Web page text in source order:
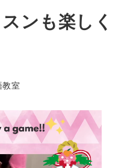
ンも楽しく
ー室